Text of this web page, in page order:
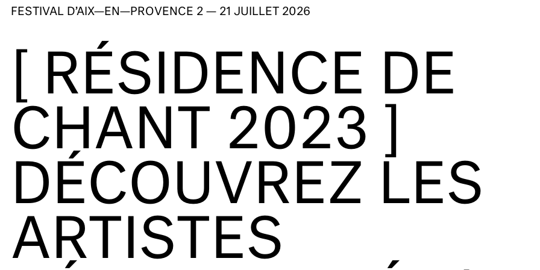
FESTIVAL D’AIX—EN—PROVENCE 2 — 21 JUILLET 2026
[ RÉSIDENCE DE
CHANT 2023 ]
DÉCOUVREZ LES
ARTISTES